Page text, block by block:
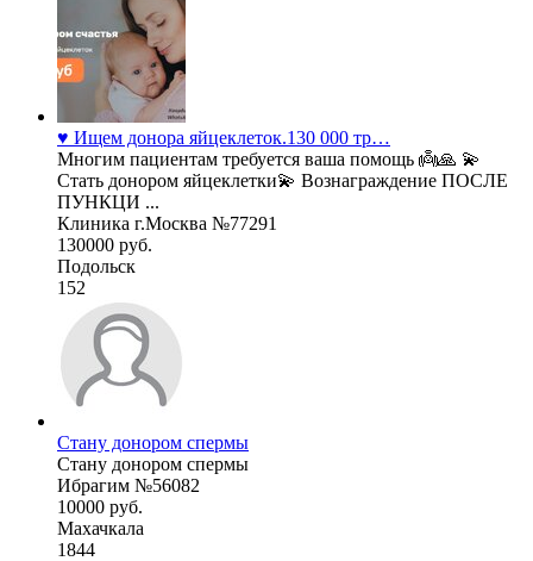
♥️ Ищем донора яйцеклеток.130 000 тр…
Многим пациентам требуется ваша помощь 👼🙏 💫
Стать донором яйцеклетки💫 Вознаграждение ПОСЛЕ
ПУНКЦИ ...
Клиника г.Москва №77291
130000 руб.
Подольск
152
Стану донором спермы
Стану донором спермы
Ибрагим №56082
10000 руб.
Махачкала
1844